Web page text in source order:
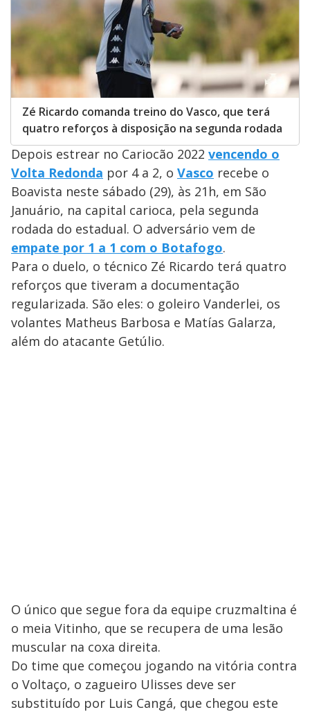
Zé Ricardo comanda treino do Vasco, que terá
quatro reforços à disposição na segunda rodada
Depois estrear no Cariocão 2022 vencendo o
Volta Redonda por 4 a 2, o Vasco recebe o
Boavista neste sábado (29), às 21h, em São
Januário, na capital carioca, pela segunda
rodada do estadual. O adversário vem de
empate por 1 a 1 com o Botafogo.
Para o duelo, o técnico Zé Ricardo terá quatro
reforços que tiveram a documentação
regularizada. São eles: o goleiro Vanderlei, os
volantes Matheus Barbosa e Matías Galarza,
além do atacante Getúlio.
O único que segue fora da equipe cruzmaltina é
o meia Vitinho, que se recupera de uma lesão
muscular na coxa direita.
Do time que começou jogando na vitória contra
o Voltaço, o zagueiro Ulisses deve ser
substituído por Luis Cangá, que chegou este